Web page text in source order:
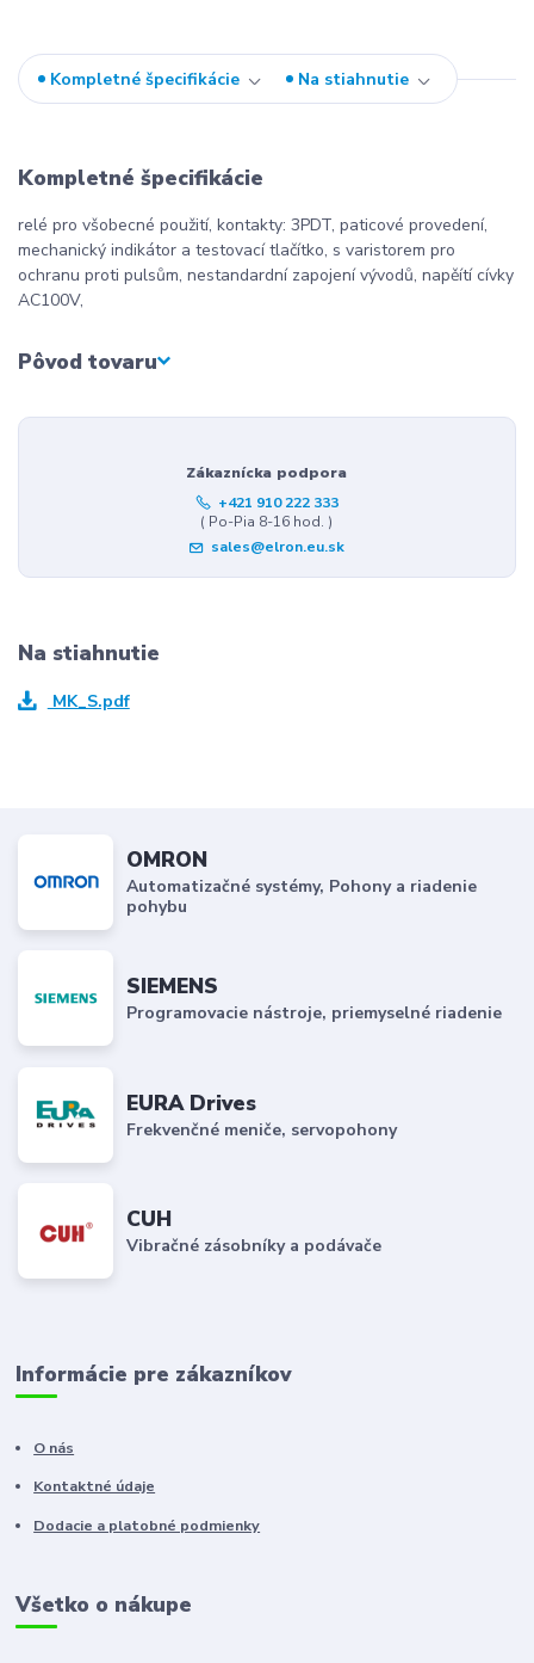
Kompletné špecifikácie Na stiahnutie
Kompletné špecifikácie
relé pro všobecné použití, kontakty: 3PDT, paticové provedení,
mechanický indikátor a testovací tlačítko, s varistorem pro
ochranu proti pulsům, nestandardní zapojení vývodů, napěítí cívky
AC100V,
Pôvod tovaru
Zákaznícka podpora
+421 910 222 333
( Po-Pia 8-16 hod. )
sales@elron.eu.sk
Na stiahnutie
MK_S.pdf
OMRON
Automatizačné systémy, Pohony a riadenie
pohybu
SIEMENS
Programovacie nástroje, priemyselné riadenie
EURA Drives
Frekvenčné meniče, servopohony
CUH
Vibračné zásobníky a podávače
Informácie pre zákazníkov
O nás
Kontaktné údaje
Dodacie a platobné podmienky
Všetko o nákupe